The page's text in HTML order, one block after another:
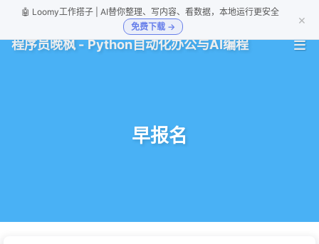
🤖 Loomy工作搭子 | AI替你整理、写内容、看数据，本地运行更安全
免费下载 →
×
程序员晚枫 - Python自动化办公与AI编程
早报名